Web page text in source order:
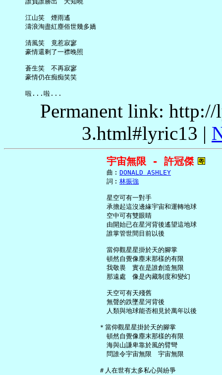
     江山笑　煙雨遙
     濤浪淘盡紅塵俗世幾多嬌
     清風笑　竟惹寂寥
     豪情還剩了一襟晚照
     蒼生笑　不再寂寥
     豪情仍在痴痴笑笑
Permanent link:
3.html#lyric13 |
宇宙無限 - 許冠傑
     曲︰
DONALD ASHLEY
     詞︰
林振強
     星空可有一對手
     承擔起這沒邊緣宇宙和運轉地球
     空中可有雙眼睛
     由開始已在星河背後遙望這地球
     誰掌管世間目前以後
     當仰觀星星掛於天的腳掌
     頓然自覺像塵末那樣的有限
     我敬畏　實在是誰創造無限
     那遠處　像是內藏制度和變幻
     天空可有天殘舊
     無聲的跌墜星河背後
     人類與地球能否相見於萬年以後
   ＊當仰觀星星掛於天的腳掌
     頓然自覺像塵末那樣的有限
     海與山謙卑靠於風的臂彎
     問誰令宇宙無限　宇宙無限
   ＃人在世有太多私心與紛爭